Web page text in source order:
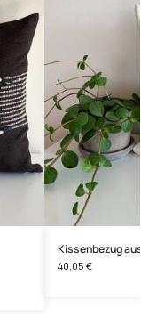
Kissenbezug
40,05 €